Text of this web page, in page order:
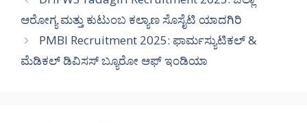
ಆರೋಗ್ಯ ಮತ್ತು ಕುಟುಂಬ ಕಲ್ಯಾಣ ಸೊಸೈಟಿ ಯಾದಗಿರಿ
PMBI Recruitment 2025: ಫಾರ್ಮಸ್ಯುಟಿಕಲ್ &
ಮೆಡಿಕಲ್ ಡಿವಿಸಸ್ ಬ್ಯೂರೋ ಆಫ್ ಇಂಡಿಯಾ